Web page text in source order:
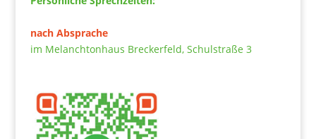
nach Absprache
im Melanchtonhaus Breckerfeld, Schulstraße 3